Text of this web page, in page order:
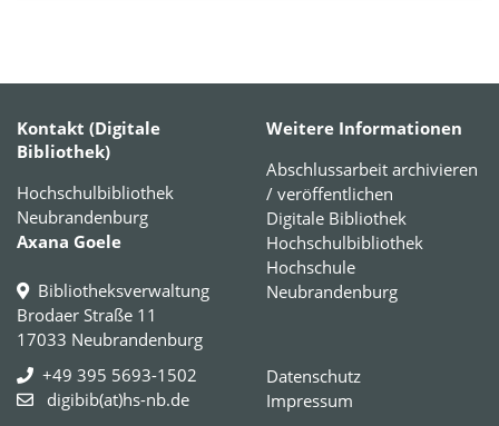
Kontakt (Digitale
Bibliothek)
Hochschulbibliothek
Neubrandenburg
Axana Goele
Bibliotheksverwaltung
Brodaer Straße 11
17033 Neubrandenburg
+49 395 5693-1502
digibib(at)hs-nb.de
Weitere Informationen
Abschlussarbeit archivieren
/ veröffentlichen
Digitale Bibliothek
Hochschulbibliothek
Hochschule
Neubrandenburg
Datenschutz
Impressum